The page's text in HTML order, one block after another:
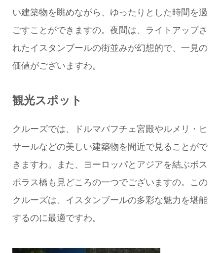
い建築物を眺めながら、ゆったりとした時間を過
ごすことができますの。夜間は、ライトアップさ
れたイスタンブールの街並みが幻想的で、一見の
価値がございますわ。
観光スポット
クルーズでは、ドルマバフチェ宮殿やルメリ・ヒ
サールなどの美しい建築物を間近で見ることがで
きますわ。また、ヨーロッパとアジアを結ぶボス
ポラス橋も見どころの一つでございますの。この
クルーズは、イスタンブールの多彩な魅力を堪能
するのに最適ですわ。